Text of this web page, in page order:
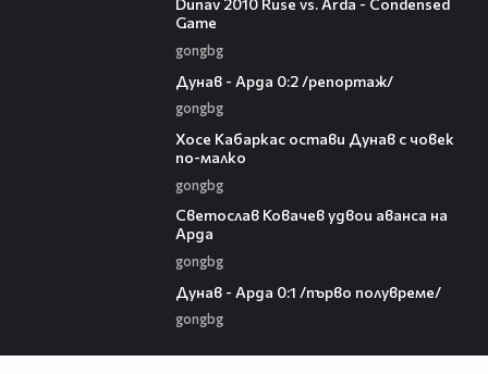
Dunav 2010 Ruse vs. Arda - Condensed
Game
gongbg
Дунав - Арда 0:2 /репортаж/
gongbg
Хосе Кабаркас остави Дунав с човек
по-малко
gongbg
Светослав Ковачев удвои аванса на
Арда
gongbg
Дунав - Арда 0:1 /първо полувреме/
gongbg